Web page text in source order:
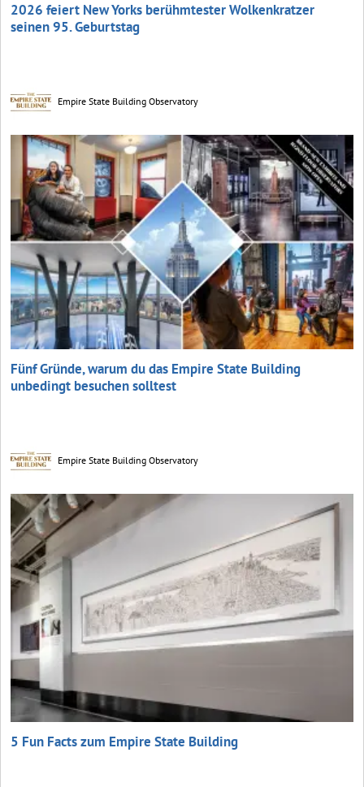
2026 feiert New Yorks berühmtester Wolkenkratzer
seinen 95. Geburtstag
Empire State Building Observatory
Fünf Gründe, warum du das Empire State Building
unbedingt besuchen solltest
Empire State Building Observatory
5 Fun Facts zum Empire State Building